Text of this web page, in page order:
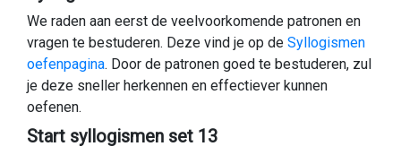
We raden aan eerst de veelvoorkomende patronen en
vragen te bestuderen. Deze vind je op de Syllogismen
oefenpagina. Door de patronen goed te bestuderen, zul
je deze sneller herkennen en effectiever kunnen
oefenen.
Start syllogismen set 13